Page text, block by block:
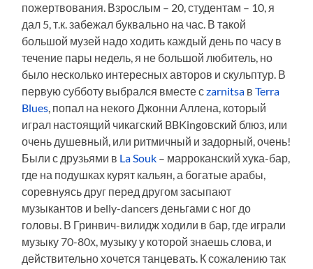
пожертвования. Взрослым – 20, студентам – 10, я
дал 5, т.к. забежал буквально на час. В такой
большой музей надо ходить каждый день по часу в
течение пары недель, я не большой любитель, но
было несколько интересных авторов и скульптур. В
первую субботу выбрался вместе сzarnitsa вTerra
Blues, попал на некого Джонни Аллена, который
играл настоящий чикагский BBKingовский блюз, или
очень душевный, или ритмичный и задорный, очень!
Были с друзьями в La Souk – марроканский хука-бар,
где на подушках курят кальян, а богатые арабы,
соревнуясь друг перед другом засыпают
музыкантов и belly-dancers деньгами с ног до
головы. В Гринвич-вилидж ходили в бар, где играли
музыку 70-80х, музыку у которой знаешь слова, и
действительно хочется танцевать. К сожалению так